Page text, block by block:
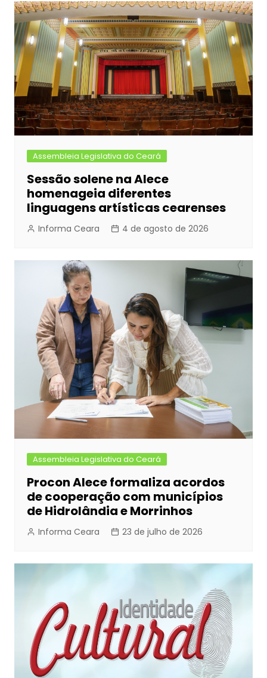
Assembleia Legislativa do Ceará
Sessão solene na Alece
homenageia diferentes
linguagens artísticas cearenses
Informa Ceara 4 de agosto de 2026
Assembleia Legislativa do Ceará
Procon Alece formaliza acordos
de cooperação com municípios
de Hidrolândia e Morrinhos
Informa Ceara 23 de julho de 2026